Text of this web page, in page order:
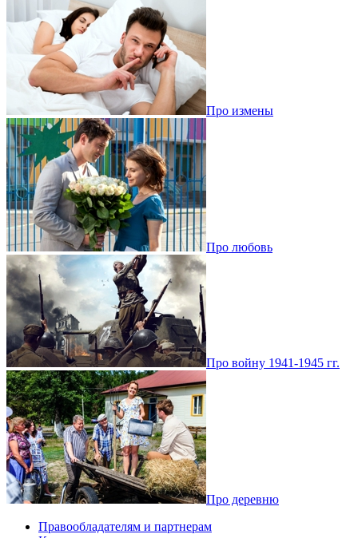
Про измены
Про любовь
Про войну 1941-1945 гг.
Про деревню
Правообладателям и партнерам